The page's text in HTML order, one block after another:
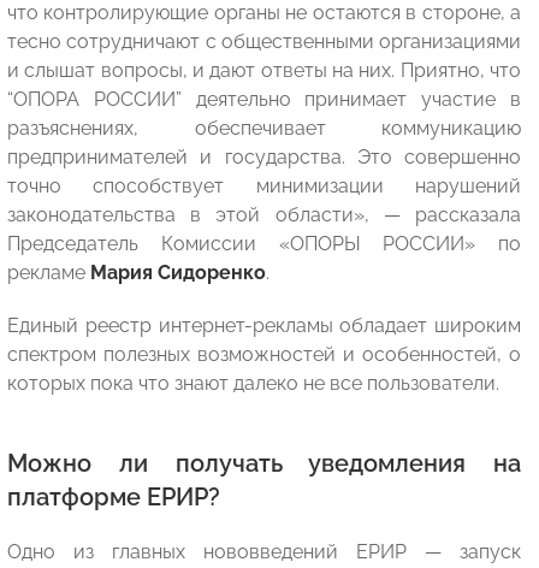
что контролирующие органы не остаются в стороне, а
тесно сотрудничают с общественными организациями
и слышат вопросы, и дают ответы на них. Приятно, что
“ОПОРА РОССИИ” деятельно принимает участие в
разъяснениях, обеспечивает коммуникацию
предпринимателей и государства. Это совершенно
точно способствует минимизации нарушений
законодательства в этой области», — рассказала
Председатель Комиссии «ОПОРЫ РОССИИ» по
рекламе Мария Сидоренко.
Единый реестр интернет-рекламы обладает широким
спектром полезных возможностей и особенностей, о
которых пока что знают далеко не все пользователи.
Можно ли получать уведомления на
платформе ЕРИР?
Одно из главных нововведений ЕРИР — запуск